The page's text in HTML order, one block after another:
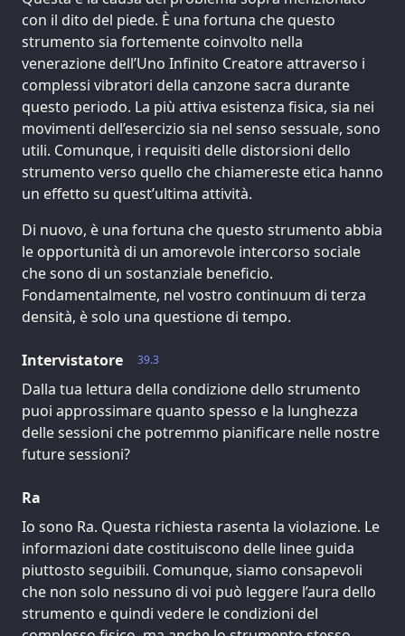
con il dito del piede. È una fortuna che questo
strumento sia fortemente coinvolto nella
venerazione dell’Uno Infinito Creatore attraverso i
complessi vibratori della canzone sacra durante
questo periodo. La più attiva esistenza fisica, sia nei
movimenti dell’esercizio sia nel senso sessuale, sono
utili. Comunque, i requisiti delle distorsioni dello
strumento verso quello che chiamereste etica hanno
un effetto su quest’ultima attività.
Di nuovo, è una fortuna che questo strumento abbia
le opportunità di un amorevole intercorso sociale
che sono di un sostanziale beneficio.
Fondamentalmente, nel vostro continuum di terza
densità, è solo una questione di tempo.
39.3
Intervistatore
Dalla tua lettura della condizione dello strumento
puoi approssimare quanto spesso e la lunghezza
delle sessioni che potremmo pianificare nelle nostre
future sessioni?
Ra
Io sono Ra. Questa richiesta rasenta la violazione. Le
informazioni date costituiscono delle linee guida
piuttosto seguibili. Comunque, siamo consapevoli
che non solo nessuno di voi può leggere l’aura dello
strumento e quindi vedere le condizioni del